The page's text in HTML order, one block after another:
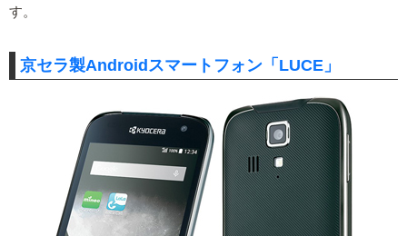
す。
京セラ製Androidスマートフォン「LUCE」